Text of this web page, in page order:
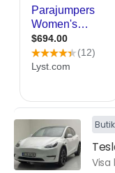
Butik
Visa